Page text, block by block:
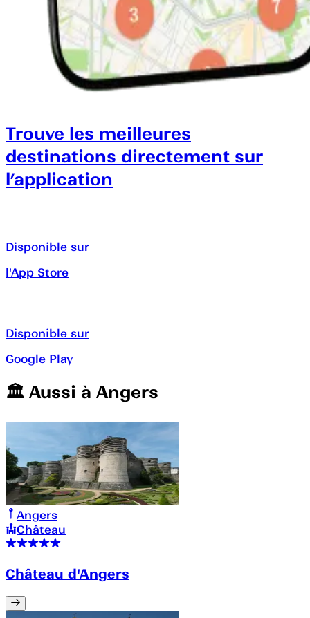
Trouve les meilleures
destinations directement sur
l’application
Disponible sur
l'App Store
Disponible sur
Google Play
🏛️️ Aussi à Angers
Angers
Château
Château d'Angers